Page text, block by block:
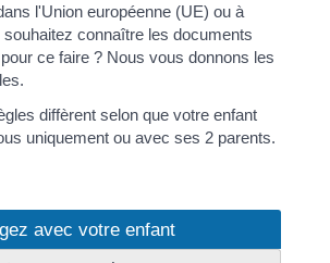
l'Union européenne (UE) ou à
souhaitez connaître les documents
ce faire ? Nous vous donnons les
diffèrent selon que votre enfant
uniquement ou avec ses 2 parents.
avec votre enfant